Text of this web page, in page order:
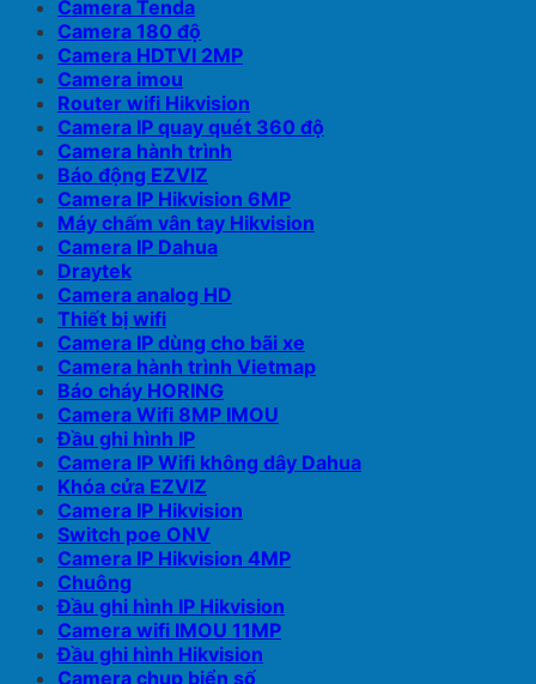
Camera Tenda
Camera 180 độ
Camera HDTVI 2MP
Camera imou
Router wifi Hikvision
Camera IP quay quét 360 độ
Camera hành trình
Báo động EZVIZ
Camera IP Hikvision 6MP
Máy chấm vân tay Hikvision
Camera IP Dahua
Draytek
Camera analog HD
Thiết bị wifi
Camera IP dùng cho bãi xe
Camera hành trình Vietmap
Báo cháy HORING
Camera Wifi 8MP IMOU
Đầu ghi hình IP
Camera IP Wifi không dây Dahua
Khóa cửa EZVIZ
Camera IP Hikvision
Switch poe ONV
Camera IP Hikvision 4MP
Chuông
Đầu ghi hình IP Hikvision
Camera wifi IMOU 11MP
Đầu ghi hình Hikvision
Camera chụp biển số